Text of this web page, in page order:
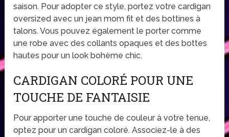
saison. Pour adopter ce style, portez votre cardigan
oversized avec un jean mom fit et des bottines à
talons. Vous pouvez également le porter comme
une robe avec des collants opaques et des bottes
hautes pour un look bohème chic.
CARDIGAN COLORÉ POUR UNE
TOUCHE DE FANTAISIE
Pour apporter une touche de couleur à votre tenue,
optez pour un cardigan coloré. Associez-le à des